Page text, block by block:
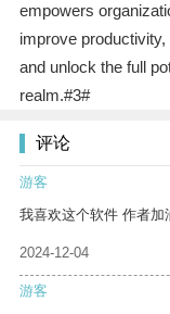
empowers
improve
and unlock the full
realm.#3#
评论
游客
我喜欢这个软件 作者加
2024-12-04
游客